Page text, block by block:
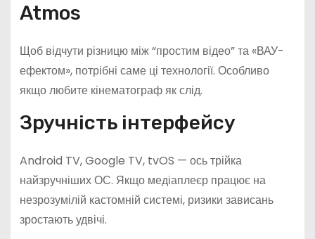
Atmos
Щоб відчути різницю між “простим відео” та «ВАУ-
ефектом», потрібні саме ці технології. Особливо
якщо любите кінематограф як слід.
Зручність інтерфейсу
Android TV, Google TV, tvOS — ось трійка
найзручніших ОС. Якщо медіаплеєр працює на
незрозумілій кастомній системі, ризики зависань
зростають удвічі.